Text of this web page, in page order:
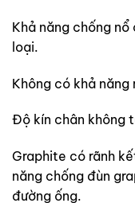
Khả năng chống
loại.
Không có khả
Độ kín chân không
Graphite có rãnh
năng chống đùn
đường ống.